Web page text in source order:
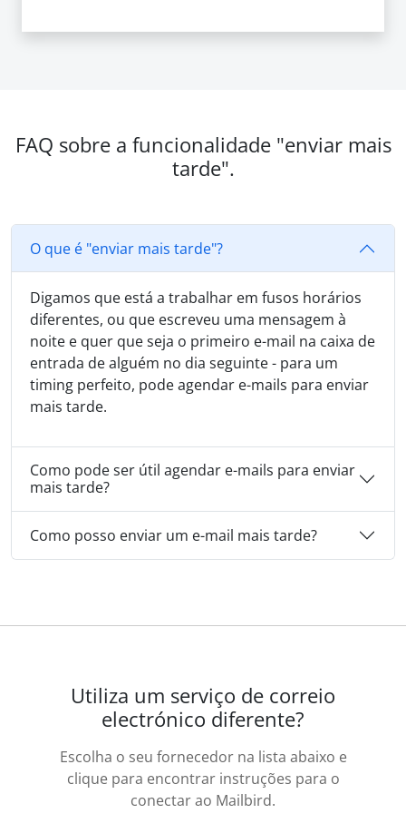
FAQ sobre a funcionalidade "enviar mais
tarde".
O que é "enviar mais tarde"?
Digamos que está a trabalhar em fusos horários
diferentes, ou que escreveu uma mensagem à
noite e quer que seja o primeiro e-mail na caixa de
entrada de alguém no dia seguinte - para um
timing perfeito, pode agendar e-mails para enviar
mais tarde.
Como pode ser útil agendar e-mails para enviar
mais tarde?
Como posso enviar um e-mail mais tarde?
Utiliza um serviço de correio
electrónico diferente?
Escolha o seu fornecedor na lista abaixo e
clique para encontrar instruções para o
conectar ao Mailbird.